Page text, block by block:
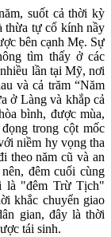
suốt cả thời kỳ
thừa tự cổ kính nầy
bên cạnh Mẹ. Sự
tìm thấy ở các
lần tại Mỹ, nơi
và cả trăm “Năm
ở Làng và khắp cả
bình, được mùa,
trong cột mốc
niềm hy vọng tha
theo năm cũ và an
đêm cuối cùng
là "đêm Trừ Tịch"
khắc chuyển giao
gian, đây là thời
tái sinh.